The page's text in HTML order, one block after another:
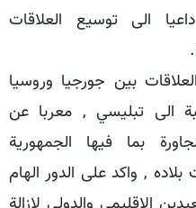
داعيا الى توسيع العلاقات
بين جورجيا وروسيا
الى تبليسي , معربا عن
بما فيها الجمهورية
بلاده , واكد على الدور الهام